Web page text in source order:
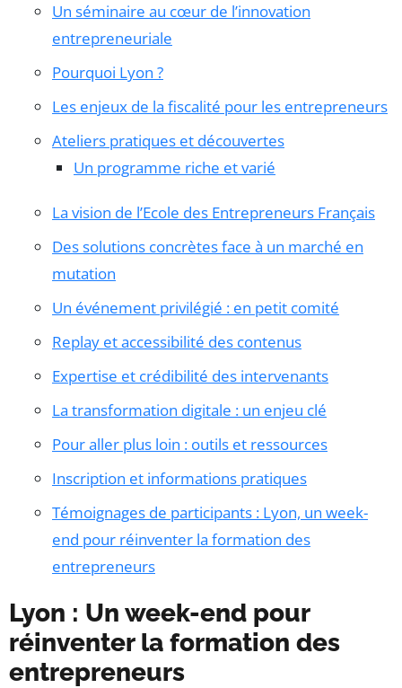
Un séminaire au cœur de l’innovation
entrepreneuriale
Pourquoi Lyon ?
Les enjeux de la fiscalité pour les entrepreneurs
Ateliers pratiques et découvertes
Un programme riche et varié
La vision de l’Ecole des Entrepreneurs Français
Des solutions concrètes face à un marché en
mutation
Un événement privilégié : en petit comité
Replay et accessibilité des contenus
Expertise et crédibilité des intervenants
La transformation digitale : un enjeu clé
Pour aller plus loin : outils et ressources
Inscription et informations pratiques
Témoignages de participants : Lyon, un week-
end pour réinventer la formation des
entrepreneurs
Lyon : Un week-end pour
réinventer la formation des
entrepreneurs